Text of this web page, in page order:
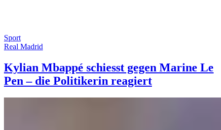
Sport
Real Madrid
Kylian Mbappé schiesst gegen Marine Le
Pen – die Politikerin reagiert